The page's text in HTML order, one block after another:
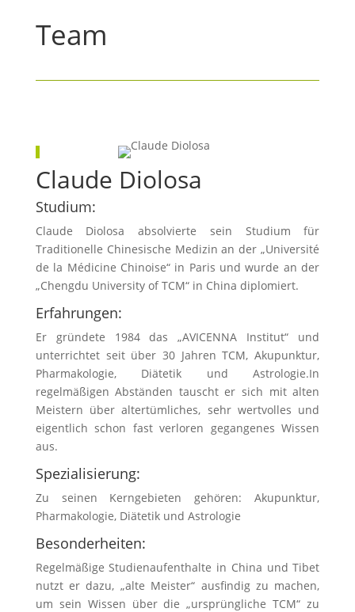
Team
Claude Diolosa
Studium:
Claude Diolosa absolvierte sein Studium für
Traditionelle Chinesische Medizin an der „Université
de la Médicine Chinoise“ in Paris und wurde an der
„Chengdu University of TCM“ in China diplomiert.
Erfahrungen:
Er gründete 1984 das „AVICENNA Institut“ und
unterrichtet seit über 30 Jahren TCM, Akupunktur,
Pharmakologie, Diätetik und Astrologie.In
regelmäßigen Abständen tauscht er sich mit alten
Meistern über altertümliches, sehr wertvolles und
eigentlich schon fast verloren gegangenes Wissen
aus.
Spezialisierung:
Zu seinen Kerngebieten gehören: Akupunktur,
Pharmakologie, Diätetik und Astrologie
Besonderheiten:
Regelmäßige Studienaufenthalte in China und Tibet
nutzt er dazu, „alte Meister“ ausfindig zu machen,
um sein Wissen über die „ursprüngliche TCM“ zu